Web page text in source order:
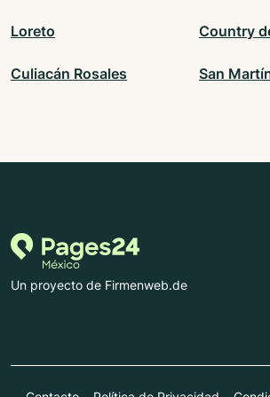
Loreto Country
Culiacán Rosales San
Un proyecto de Firmenweb.de